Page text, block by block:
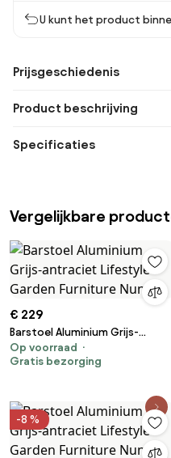
U kunt het product
Prijsgeschiedenis
Product beschrijving
Specificaties
Vergelijkbare
€ 229
Barstoel Aluminium Grijs-
antraciet Lifestyle Garden
Furniture Nuno
Op voorraad
Gratis bezorging
-8 %